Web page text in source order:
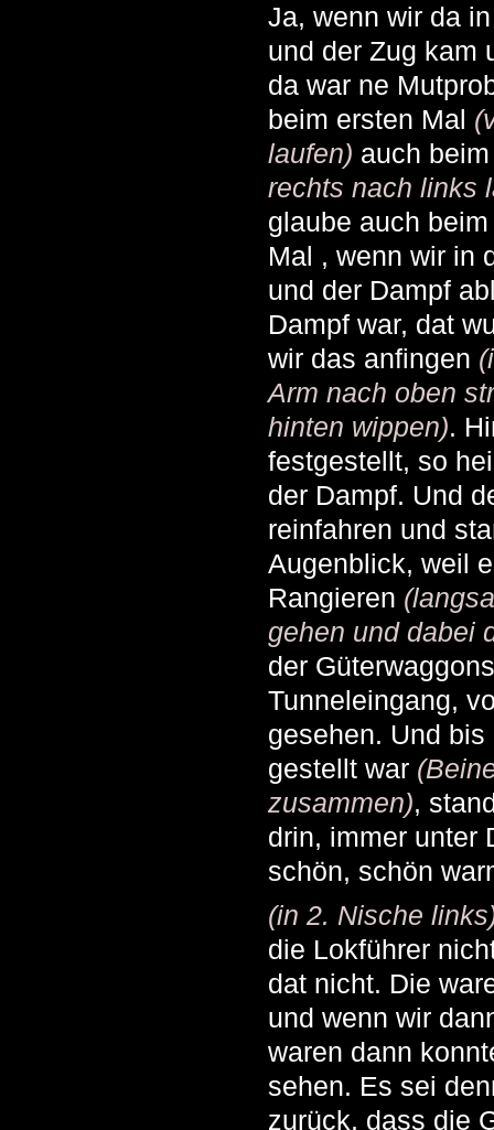
Ja, wenn wir da
und der Zug kam
da war ne
beim ersten Mal
laufen) auch
rechts nach links
glaube auch
Mal , wenn wir in
und der Dampf
Dampf war, dat
wir das anfingen
Arm nach oben
hinten wippen).
festgestellt, so
der Dampf. Und
reinfahren und
Augenblick, weil
Rangieren
gehen und dabei
der
Tunneleingang,
gesehen. Und
gestellt war
zusammen),
drin, immer unter
schön, schön
(in 2. Nische
die Lokführer
dat nicht. Die
und wenn wir
waren dann
sehen. Es sei
zurück, dass die